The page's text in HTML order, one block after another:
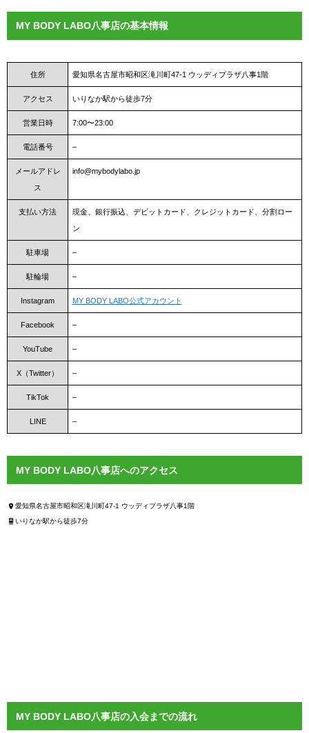
MY BODY LABO八事店の基本情報
住所 愛知県名古屋市昭和区滝川町47-1 ウッディプラザ八事1階
アクセス いりなか駅から徒歩7分
営業日時 7:00〜23:00
電話番号 –
メールアドレ
ス
info@mybodylabo.jp
支払い方法
現金、銀行振込、デビットカード、クレジットカード、分割ロー
ン
駐車場 –
駐輪場 –
Instagram MY BODY LABO公式アカウント
Facebook –
YouTube –
X（Twitter） –
TikTok –
LINE –
MY BODY LABO八事店へのアクセス
愛知県名古屋市昭和区滝川町47-1 ウッディプラザ八事1階
いりなか駅から徒歩7分
MY BODY LABO八事店の入会までの流れ